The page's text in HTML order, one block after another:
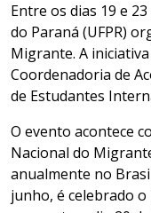
Entre os dias 19 e
do Paraná (UFPR)
Migrante. A
Coordenadoria de
de Estudantes
O evento acontece
Nacional do
anualmente no
junho, é celebrado